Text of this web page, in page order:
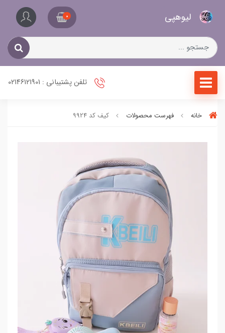
لیو‌هپی 0
تلفن پشتیبانی : 02146121901
خانه فهرست محصولات کیف کد 9924